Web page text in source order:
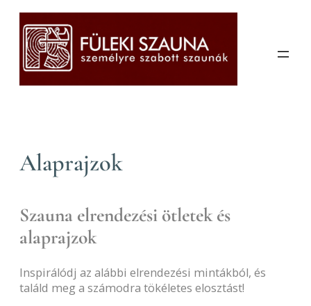
Ugrás
tartalomhoz
Alaprajzok
Szauna elrendezési ötletek és
alaprajzok
Inspirálódj az alábbi elrendezési mintákból, és
találd meg a számodra tökéletes elosztást!